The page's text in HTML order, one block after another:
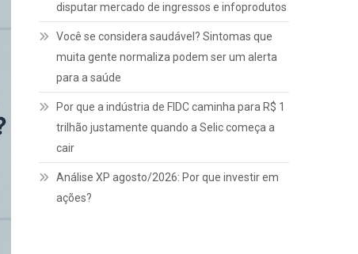
disputar mercado de ingressos e infoprodutos
Você se considera saudável? Sintomas que
muita gente normaliza podem ser um alerta
para a saúde
Por que a indústria de FIDC caminha para R$ 1
trilhão justamente quando a Selic começa a
cair
Análise XP agosto/2026: Por que investir em
ações?